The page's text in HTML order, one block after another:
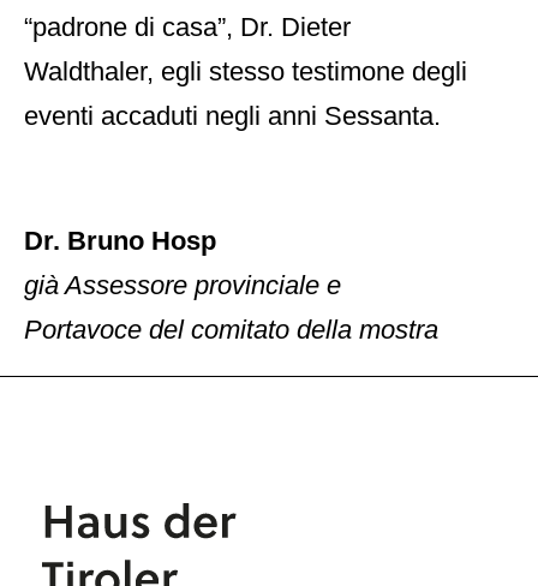
“padrone di casa”, Dr. Dieter
Waldthaler, egli stesso testimone degli
eventi accaduti negli anni Sessanta.
Dr. Bruno Hosp
già Assessore provinciale e
Portavoce del comitato della mostra